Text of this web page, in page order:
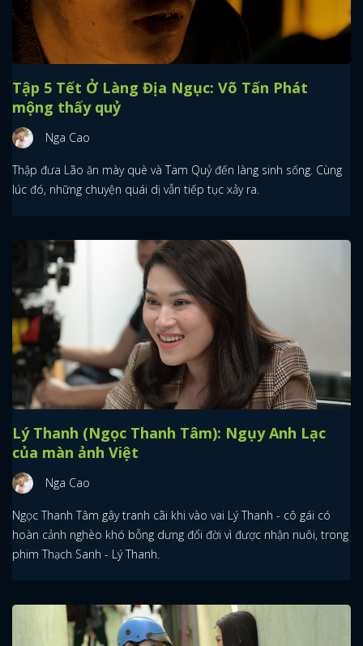
Tập 5 Tết Ở Làng Địa Ngục: Võ Tấn Phát
mộng thấy quỷ
Nga Cao
Thập đưa Lão ăn mày què và Tam Quỷ đến làng sinh sống. Cùng
lúc đó, những chuyện quái dị vẫn tiếp tục xảy ra.
Lý Thanh (Ngọc Thanh Tâm): Ngụy Anh Lạc
của màn ảnh Việt
Nga Cao
Ngọc Thanh Tâm gây tranh cãi khi vào vai Lý Thanh - cô gái có
hoàn cảnh nghèo khó bỗng dưng đổi đời vì được nhận nuôi, trong
phim Thạch Sanh - Lý Thanh.